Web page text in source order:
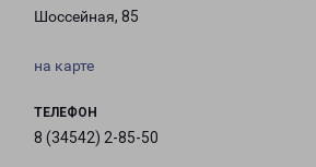
Шоссейная, 85
на карте
ТЕЛЕФОН
8 (34542) 2-85-50